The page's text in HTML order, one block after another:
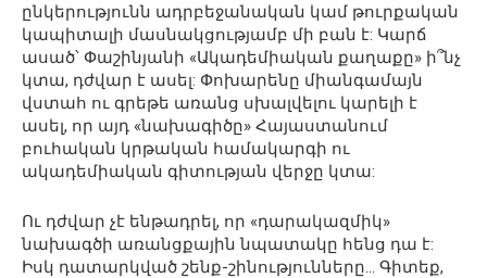
ընկերությունն ադրբեջանական կամ թուրքական
կապիտալի մասնակցությամբ մի բան է: Կարճ
ասած՝ Փաշինյանի «Ակադեմիական քաղաքը» ի՞նչ
կտա, դժվար է ասել: Փոխարենը միանգամայն
վստահ ու գրեթե առանց սխալվելու կարելի է
ասել, որ այդ «նախագիծը» Հայաստանում
բուհական կրթական համակարգի ու
ակադեմիական գիտության վերջը կտա:
Ու դժվար չէ ենթադրել, որ «դարակազմիկ»
նախագծի առանցքային նպատակը հենց դա է:
Իսկ դատարկված շենք-շինությունները… Գիտեք,